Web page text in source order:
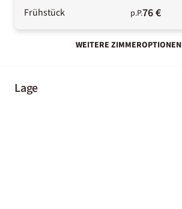
Frühstück p.P.76 €
WEITERE ZIMMEROPTIONEN
Lage